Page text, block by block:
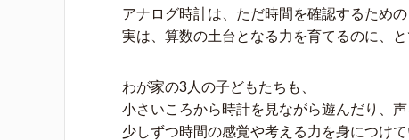
アナログ時計は、ただ時間を確認するための
実は、算数の土台となる力を育てるのに、と
わが家の3人の子どもたちも、
小さいころから時計を見ながら遊んだり、声
少しずつ時間の感覚や考える力を身につけて